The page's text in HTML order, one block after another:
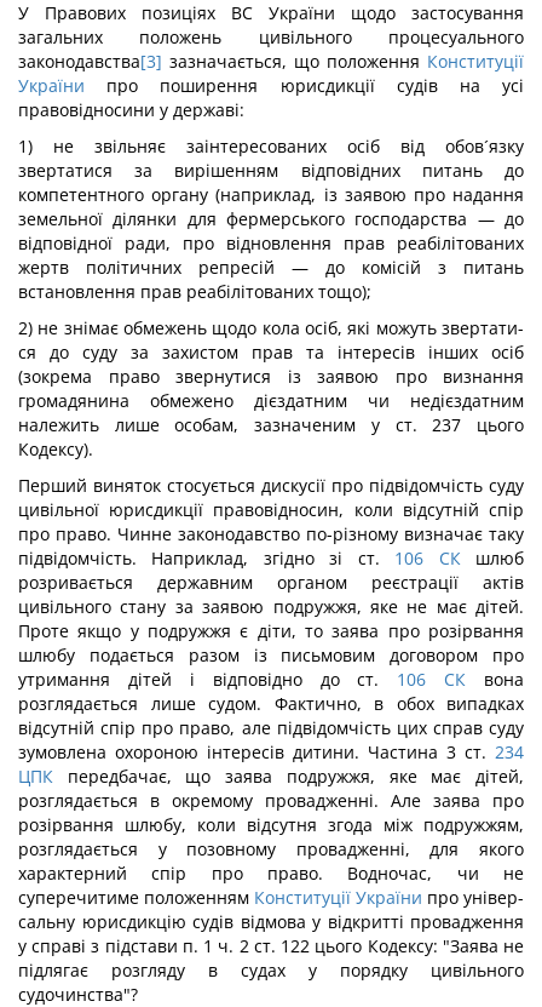
У Правових позиціях ВС України щодо застосу­вання
загальних положень цивільного процесуального
законодавства[3] зазначається, що положення Конституції
України про поширення юрисдикції судів на усі
правовідносини у державі:
1) не звільняє заінтересованих осіб від обов´язку
звертатися за вирішенням відповідних питань до
компетентного органу (наприклад, із заявою про надання
земельної ділянки для фермерського господарства — до
відповідної ради, про віднов­лення прав реабілітованих
жертв політичних репресій — до комісій з питань
встановлення прав реабілітованих тощо);
2) не знімає обмежень щодо кола осіб, які можуть звертати­
ся до суду за захистом прав та інтересів інших осіб
(зокрема право звернутися із заявою про визнання
громадянина обмежено дієздатним чи недієздатним
належить лише особам, зазначе­ним у ст. 237 цього
Кодексу).
Перший виняток стосується дискусії про підвідомчість суду
цивільної юрисдикції правовідносин, коли відсутній спір
про право. Чинне законодавство по-різному визначає таку
підвідомчість. Наприклад, згідно зі ст. 106 СКшлюб
розривається державним органом реєстрації актів
цивільного стану за за­явою подружжя, яке не має дітей.
Проте якщо у подружжя є діти, то заява про розірвання
шлюбу подається разом із письмо­вим договором про
утримання дітей і відповідно до ст. 106 СК вона
розглядається лише судом. Фактично, в обох випадках
відсутній спір про право, але підвідомчість цих справ суду
зумовлена охороною інтересів дитини. Частина 3 ст. 234
ЦПК передбачає, що заява подружжя, яке має дітей,
розглядається в окремому провадженні. Але заява про
розірвання шлюбу, коли відсутня згода між подружжям,
розглядається у позовному про­вадженні, для якого
характерний спір про право. Водночас, чи не
суперечитиме положенням Конституції України про універ­
сальну юрисдикцію судів відмова у відкритті провадження
у справі з підстави п. 1 ч. 2 ст. 122 цього Кодексу: "Заява не
підлягає розгляду в судах у порядку цивільного
судочинства"?